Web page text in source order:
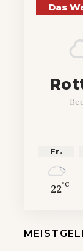
Das
Fr.
22°C